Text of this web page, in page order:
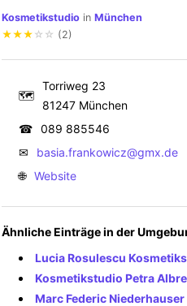
Kosmetikstudio in München
★★★ ☆ ☆ (2)
🗺
Torriweg 23
81247 München
☎ 089 885546
✉
basia.frankowicz@gmx.de
🌐 Website
Ähnliche Einträge in der
Lucia Rosulescu
Kosmetikstudio Petra
Marc Federic Niederhauser